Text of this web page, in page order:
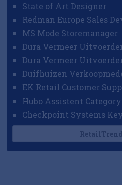
State of Art Designer
Redman Europe Sales
MS Mode Storemanager
Dura Vermeer
Dura Vermeer
Duifhuizen
EK Retail Customer
Hubo Assistent